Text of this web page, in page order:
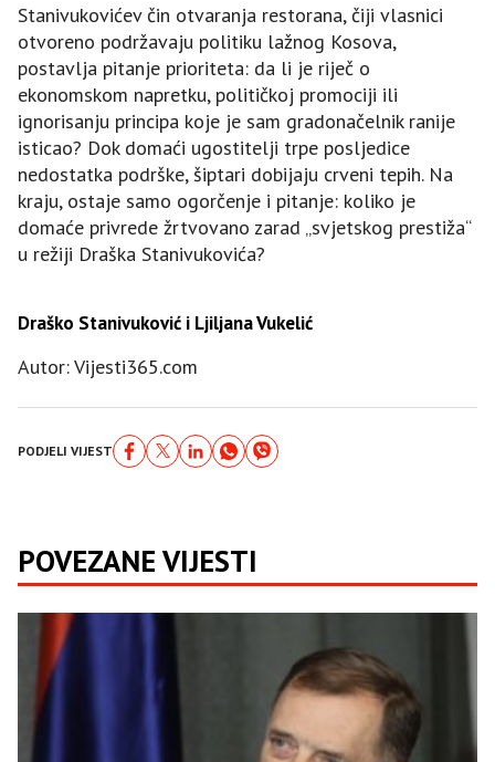
Stanivukovićev čin otvaranja restorana, čiji vlasnici
otvoreno podržavaju politiku lažnog Kosova,
postavlja pitanje prioriteta: da li je riječ o
ekonomskom napretku, političkoj promociji ili
ignorisanju principa koje je sam gradonačelnik ranije
isticao? Dok domaći ugostitelji trpe posljedice
nedostatka podrške, šiptari dobijaju crveni tepih. Na
kraju, ostaje samo ogorčenje i pitanje: koliko je
domaće privrede žrtvovano zarad „svjetskog prestiža“
u režiji Draška Stanivukovića?
Draško Stanivuković i Ljiljana Vukelić
Autor: Vijesti365.com
PODJELI VIJEST
POVEZANE VIJESTI